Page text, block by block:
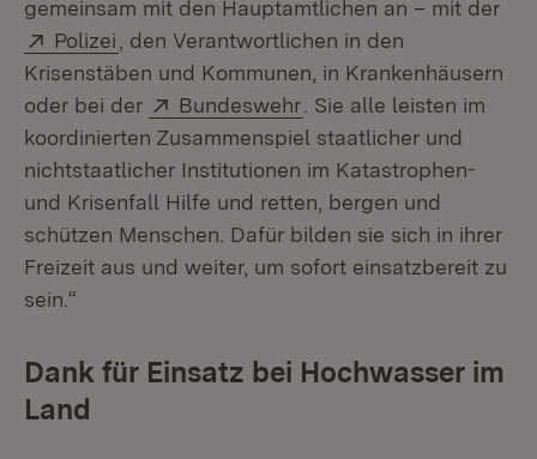
gemeinsam mit den Hauptamtlichen an – mit der
Extern:
Polizei (Öffnet in neuem Fenster)
, den Verantwortlichen in den
Krisenstäben und Kommunen, in Krankenhäusern
oder bei der
Extern:
Bundeswehr (Öffnet in neuem
. Sie alle leisten im
koordinierten Zusammenspiel staatlicher und
nichtstaatlicher Institutionen im Katastrophen-
und Krisenfall Hilfe und retten, bergen und
schützen Menschen. Dafür bilden sie sich in ihrer
Freizeit aus und weiter, um sofort einsatzbereit zu
sein.“
Dank für Einsatz bei Hochwasser im
Land